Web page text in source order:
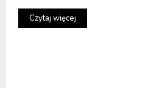
Czytaj więcej